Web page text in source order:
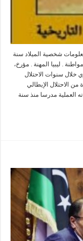
شخصية الميلاد سنة
. 23 مارس 2000 م بنغازي مواطنة . ليبيا المهنة . مؤرخ،
عام 1923 بمدينة بنغازي خلال سنوات الاحتلال
الاحتلال الإيطالي
العملية مدرسا منذ سنة